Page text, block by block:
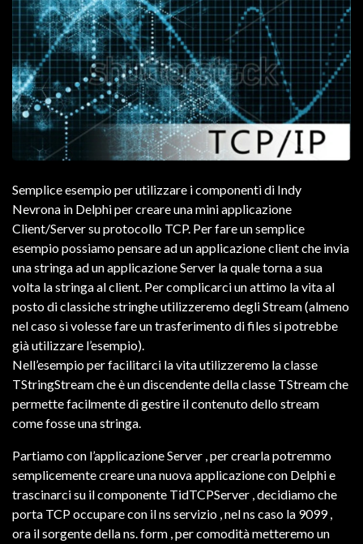
Semplice esempio per utilizzare i componenti di Indy
Nevrona in Delphi per creare una mini applicazione
Client/Server su protocollo TCP. Per fare un semplice
esempio possiamo pensare ad un applicazione client che invia
una stringa ad un applicazione Server la quale torna a sua
volta la stringa al client. Per complicarci un attimo la vita al
posto di classiche stringhe utilizzeremo degli Stream (almeno
nel caso si volesse fare un trasferimento di files si potrebbe
già utilizzare l’esempio).
Nell’esempio per facilitarci la vita utilizzeremo la classe
TStringStream che è un discendente della classe TStream che
permette facilmente di gestire il contenuto dello stream
come fosse una stringa.
Partiamo con l’applicazione Server , per crearla potremmo
semplicemente creare una nuova applicazione con Delphi e
trascinarci su il componente TidTCPServer , decidiamo che
porta TCP occupare con il ns servizio , nel ns caso la 9099 ,
ora il sorgente della ns. form , per comodità metteremo un